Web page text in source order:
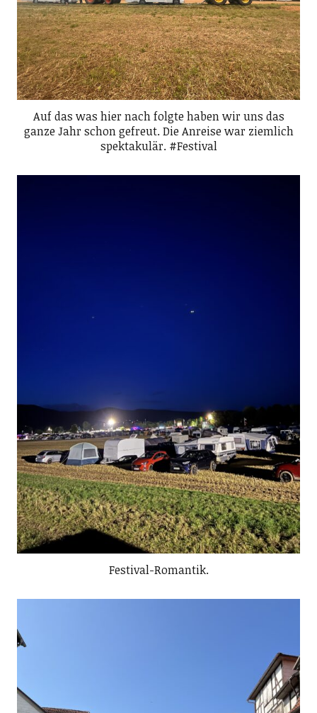
Auf das was hier nach folgte haben wir uns das
ganze Jahr schon gefreut. Die Anreise war ziemlich
spektakulär. #Festival
Festival-Romantik.